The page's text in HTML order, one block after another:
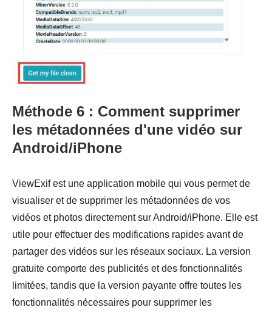
Méthode 6 : Comment supprimer
les métadonnées d'une vidéo sur
Android/iPhone
ViewExif est une application mobile qui vous permet de
visualiser et de supprimer les métadonnées de vos
vidéos et photos directement sur Android/iPhone. Elle est
utile pour effectuer des modifications rapides avant de
partager des vidéos sur les réseaux sociaux. La version
gratuite comporte des publicités et des fonctionnalités
limitées, tandis que la version payante offre toutes les
fonctionnalités nécessaires pour supprimer les